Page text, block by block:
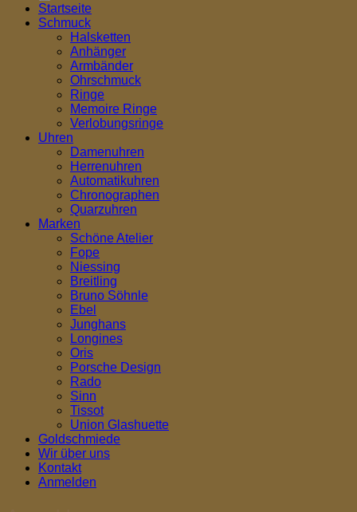
Startseite
Schmuck
Halsketten
Anhänger
Armbänder
Ohrschmuck
Ringe
Memoire Ringe
Verlobungsringe
Uhren
Damenuhren
Herrenuhren
Automatikuhren
Chronographen
Quarzuhren
Marken
Schöne Atelier
Fope
Niessing
Breitling
Bruno Söhnle
Ebel
Junghans
Longines
Oris
Porsche Design
Rado
Sinn
Tissot
Union Glashuette
Goldschmiede
Wir über uns
Kontakt
Anmelden